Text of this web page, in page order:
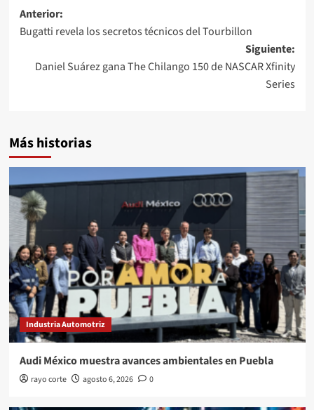
Navegación
de
entradas
Anterior:
Bugatti revela los secretos técnicos del Tourbillon
Siguiente:
Daniel Suárez gana The Chilango 150 de NASCAR Xfinity
Series
Más historias
Industria Automotriz
Audi México muestra avances ambientales en Puebla
rayo corte agosto 6, 2026 0